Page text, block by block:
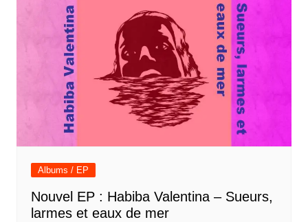
Albums / EP
Nouvel EP : Habiba Valentina – Sueurs,
larmes et eaux de mer